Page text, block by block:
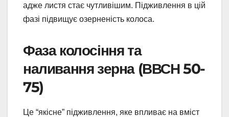
адже листя стає чутливішим. Підживлення в цій
фазі підвищує озерненість колоса.
Фаза колосіння та
наливання зерна (ВВСН 50-
75)
Це “якісне” підживлення, яке впливає на вміст